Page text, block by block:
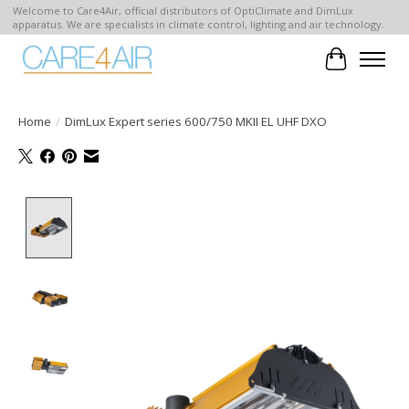
Welcome to Care4Air, official distributors of OptiClimate and DimLux
apparatus. We are specialists in climate control, lighting and air technology.
Home / DimLux Expert series 600/750 MKII EL UHF DXO